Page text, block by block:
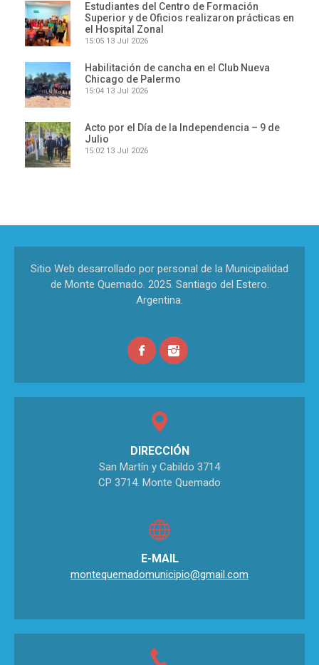
Estudiantes del Centro de Formación
Superior y de Oficios realizaron prácticas en
el Hospital Zonal
15:05 13 Jul 2026
Habilitación de cancha en el Club Nueva
Chicago de Palermo
15:04 13 Jul 2026
Acto por el Día de la Independencia – 9 de
Julio
15:02 13 Jul 2026
Sitio Web desarrollado por personal de la Municipalidad
de Monte Quemado. 2025. Santiago del Estero.
Argentina.
DIRECCIÓN
San Martín y Cabildo 3714
CP 3714. Monte Quemado
E-MAIL
montequemadomunicipio@gmail.com